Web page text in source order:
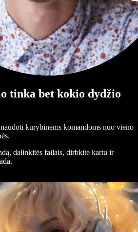
tinka bet kokio dydžio
kūrybinėms komandoms nuo vieno
dalinkitės failais, dirbkite kartu ir